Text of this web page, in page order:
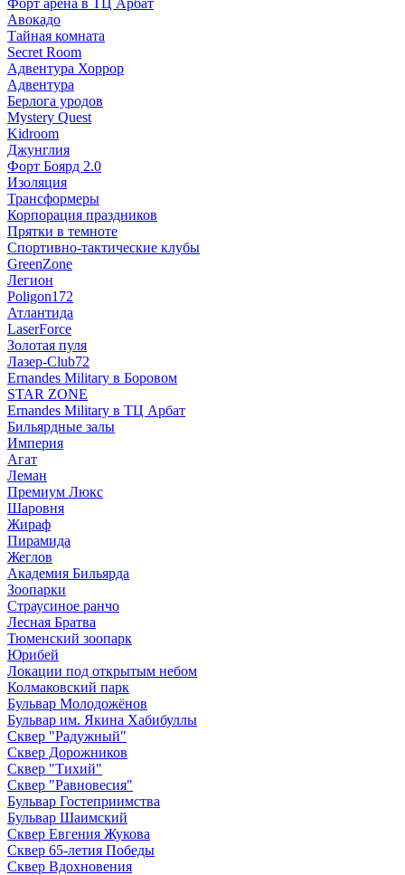
Форт арена в ТЦ Арбат
Авокадо
Тайная комната
Secret Room
Адвентура Хоррор
Адвентура
Берлога уродов
Mystery Quest
Kidroom
Джунглия
Форт Боярд 2.0
Изоляция
Трансформеры
Корпорация праздников
Прятки в темноте
Спортивно-тактические клубы
GreenZone
Легион
Poligon172
Атлантида
LaserForce
Золотая пуля
Лазер-Club72
Ernandes Military в Боровом
STAR ZONE
Ernandes Military в ТЦ Арбат
Бильярдные залы
Империя
Агат
Леман
Премиум Люкс
Шаровня
Жираф
Пирамида
Жеглов
Академия Бильярда
Зоопарки
Страусиное ранчо
Лесная Братва
Тюменский зоопарк
Юрибей
Локации под открытым небом
Колмаковский парк
Бульвар Молодожёнов
Бульвар им. Якина Хабибуллы
Сквер "Радужный"
Сквер Дорожников
Сквер "Тихий"
Cквер "Равновесия"
Бульвар Гостеприимства
Бульвар Шаимский
Сквер Евгения Жукова
Сквер 65-летия Победы
Сквер Вдохновения